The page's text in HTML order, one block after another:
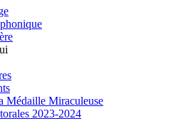
Médaille Miraculeuse
2023-2024